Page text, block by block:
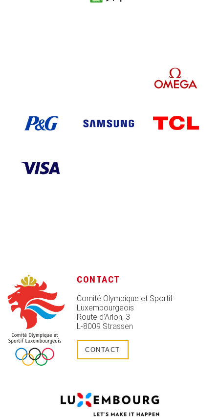
CONTACT
Comité Olympique et Sportif
Luxembourgeois
Route d’Arlon, 3
L-8009 Strassen
CONTACT